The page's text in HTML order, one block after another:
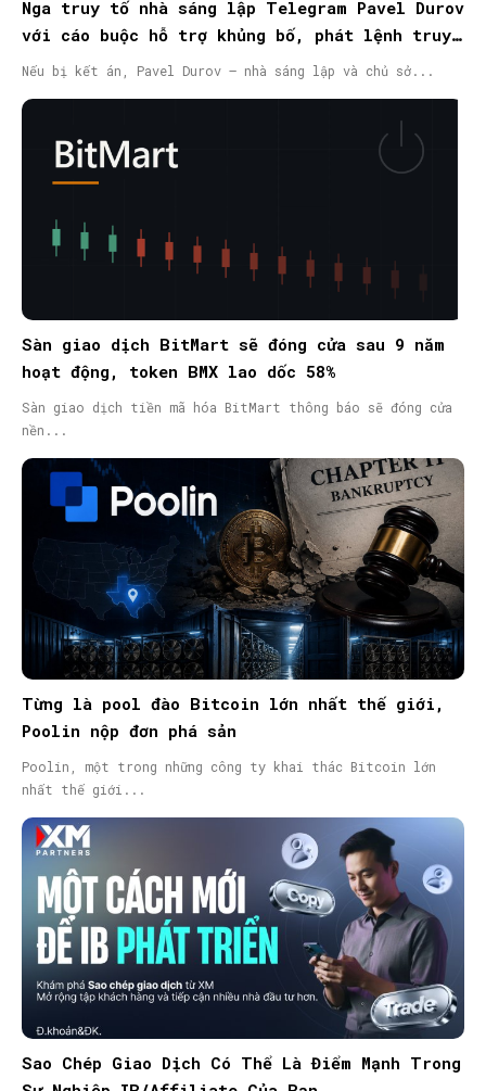
Nga truy tố nhà sáng lập Telegram Pavel Durov
với cáo buộc hỗ trợ khủng bố, phát lệnh truy
nã quốc tế
Nếu bị kết án, Pavel Durov – nhà sáng lập và chủ sở...
Sàn giao dịch BitMart sẽ đóng cửa sau 9 năm
hoạt động, token BMX lao dốc 58%
Sàn giao dịch tiền mã hóa BitMart thông báo sẽ đóng cửa
nền...
Từng là pool đào Bitcoin lớn nhất thế giới,
Poolin nộp đơn phá sản
Poolin, một trong những công ty khai thác Bitcoin lớn
nhất thế giới...
Sao Chép Giao Dịch Có Thể Là Điểm Mạnh Trong